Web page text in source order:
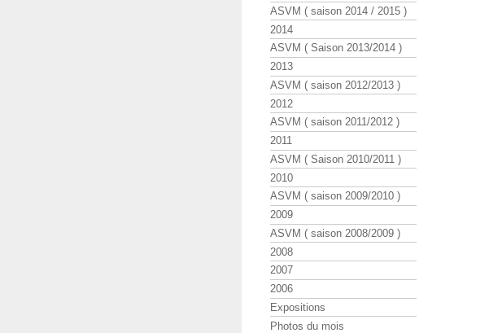
ASVM ( saison 2014 / 2015 )
2014
ASVM ( Saison 2013/2014 )
2013
ASVM ( saison 2012/2013 )
2012
ASVM ( saison 2011/2012 )
2011
ASVM ( Saison 2010/2011 )
2010
ASVM ( saison 2009/2010 )
2009
ASVM ( saison 2008/2009 )
2008
2007
2006
Expositions
Photos du mois